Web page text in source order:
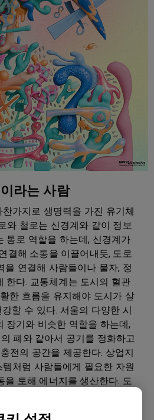
라는 사람
가지로 생명력을 가진 유기체
와 철로는 신경계와 같이 정보
통로 역할을 하는데, 신경계가
결해 소통을 이끌어내듯, 도로
을 연결해 사람들이나 물자, 정
한다. 교통체계는 도시의 혈관
한 흐름을 유지해야 도시가 살
할 수 있다. 서울의 다양한 시
장기와 비슷한 역할을 하는데,
폐와 같아서 공기를 정화하고
전의 공간을 제공한다. 상업지
처럼 사람들에게 필요한 자원
을 토해 에너지를 생산한다. 도